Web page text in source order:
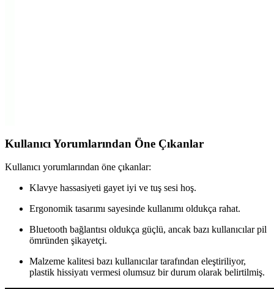
Kullanıcı Yorumlarından Öne Çıkanlar
Kullanıcı yorumlarından öne çıkanlar:
Klavye hassasiyeti gayet iyi ve tuş sesi hoş.
Ergonomik tasarımı sayesinde kullanımı oldukça rahat.
Bluetooth bağlantısı oldukça güçlü, ancak bazı kullanıcılar pil
ömründen şikayetçi.
Malzeme kalitesi bazı kullanıcılar tarafından eleştiriliyor,
plastik hissiyatı vermesi olumsuz bir durum olarak belirtilmiş.